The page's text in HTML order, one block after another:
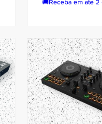
🚚Receba em até 2